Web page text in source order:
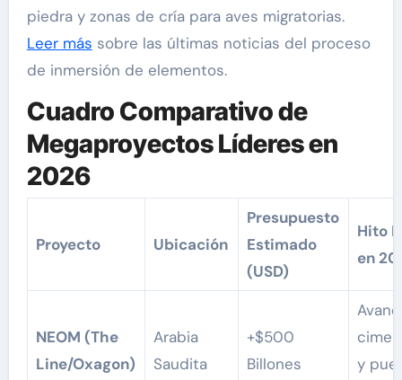
piedra y zonas de cría para aves migratorias.
Leer más sobre las últimas noticias del proceso
de inmersión de elementos.
Cuadro Comparativo de
Megaproyectos Líderes en
2026
Proyecto Ubicación
Presupuesto
Estimado
(USD)
Hito
en
NEOM (The
Line/Oxagon)
Arabia
Saudita
+$500
Billones
y